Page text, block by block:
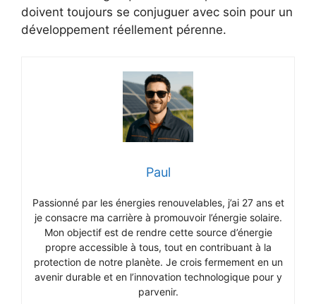
doivent toujours se conjuguer avec soin pour un
développement réellement pérenne.
Paul
Passionné par les énergies renouvelables, j’ai 27 ans et
je consacre ma carrière à promouvoir l’énergie solaire.
Mon objectif est de rendre cette source d’énergie
propre accessible à tous, tout en contribuant à la
protection de notre planète. Je crois fermement en un
avenir durable et en l’innovation technologique pour y
parvenir.